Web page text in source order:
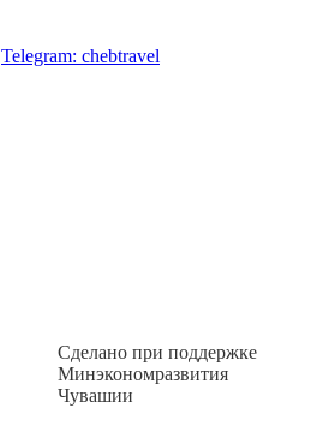
Telegram: chebtravel
Сделано при поддержке
Минэкономразвития
Чувашии